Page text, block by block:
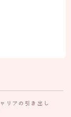
リアの引き出し